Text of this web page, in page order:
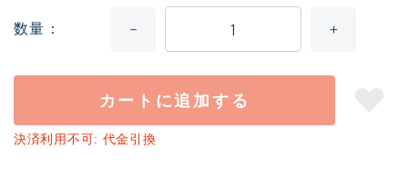
数量
カートに追加する
決済利用不可: 代金引換